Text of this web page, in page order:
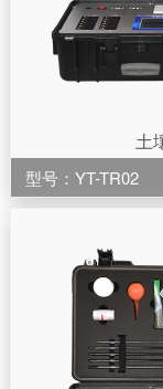
土
型号：YT-TR02